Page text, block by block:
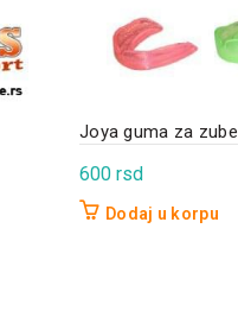
Joya guma za zube
600 rsd
Dodaj u korpu